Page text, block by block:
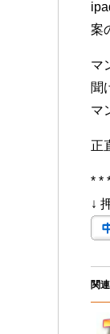
案
マ
聞
マ
正
* *
↓
関連